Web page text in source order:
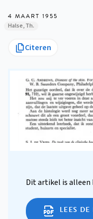
4 MAART 1955
Halse, Th.
Citeren
Dit artikel is alleen
LEES DE